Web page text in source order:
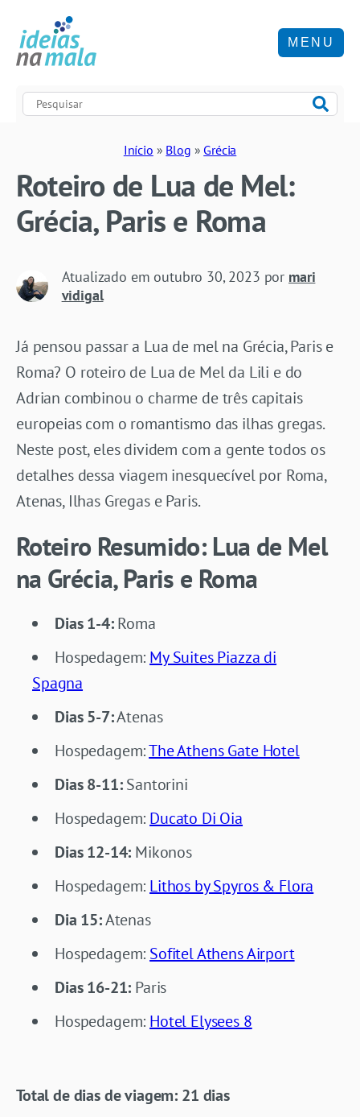
MENU
Início » Blog » Grécia
Roteiro de Lua de Mel:
Grécia, Paris e Roma
Atualizado em outubro 30, 2023 por mari
vidigal
Já pensou passar a Lua de mel na Grécia, Paris e
Roma? O roteiro de Lua de Mel da Lili e do
Adrian combinou o charme de três capitais
europeias com o romantismo das ilhas gregas.
Neste post, eles dividem com a gente todos os
detalhes dessa viagem inesquecível por Roma,
Atenas, Ilhas Gregas e Paris.
Roteiro Resumido: Lua de Mel
na Grécia, Paris e Roma
Dias 1-4:Roma
Hospedagem: My Suites Piazza di
Spagna
Dias 5-7:Atenas
Hospedagem:The Athens Gate Hotel
Dias 8-11:Santorini
Hospedagem: Ducato Di Oia
Dias 12-14: Mikonos
Hospedagem: Lithos by Spyros & Flora
Dia 15:Atenas
Hospedagem: Sofitel Athens Airport
Dias 16-21: Paris
Hospedagem: Hotel Elysees 8
Total de dias de viagem: 21 dias